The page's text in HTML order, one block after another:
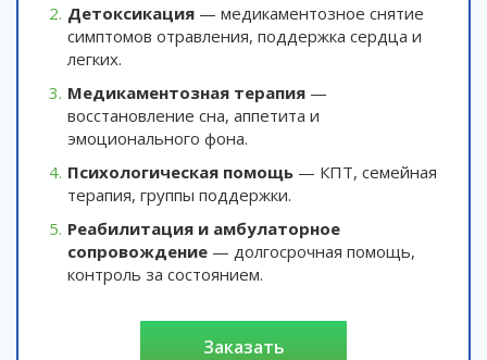
Детоксикация — медикаментозное снятие
симптомов отравления, поддержка сердца и
легких.
Медикаментозная терапия —
восстановление сна, аппетита и
эмоционального фона.
Психологическая помощь — КПТ, семейная
терапия, группы поддержки.
Реабилитация и амбулаторное
сопровождение — долгосрочная помощь,
контроль за состоянием.
заказать